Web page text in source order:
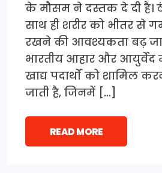
के मौसम ने दस्तक दे दी है।
साथ ही शरीर को भीतर से
रखने की आवश्यकता बढ़
भारतीय आहार और आयुर्वेद
खाद्य पदार्थों को शामिल
जाती है, जिनमें […]
READ MORE